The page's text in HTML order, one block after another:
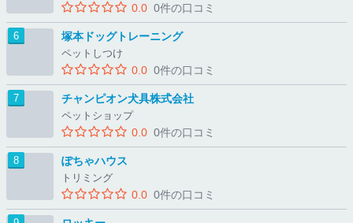
0.0 0件の口コミ
塚本ドッグトレーニング
ペットしつけ
0.0 0件の口コミ
チャンピオン犬具株式会社
ペットショップ
0.0 0件の口コミ
ぽちゃハウス
トリミング
0.0 0件の口コミ